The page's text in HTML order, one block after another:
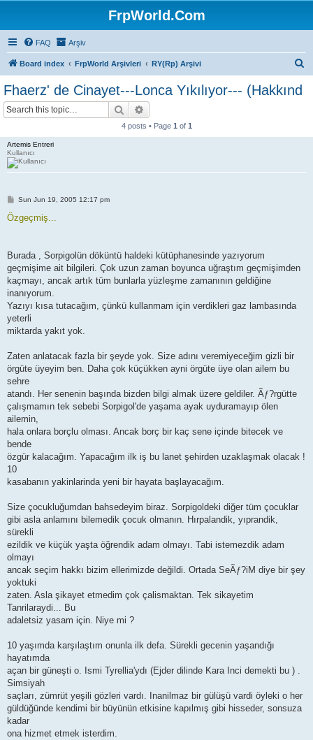
FrpWorld.Com
FAQ Arşiv
Board index FrpWorld Arşivleri RY(Rp) Arşivi
Fhaerz' de Cinayet---Lonca Yıkılıyor--- (Hakkınd
Search
4 posts • Page 1 of 1
Artemis Entreri
Kullanıcı
P
s
Sun Jun 19, 2005 12:17 pm
Özgeçmiş...
Burada , Sorpigolün döküntü haldeki kütüphanesinde yazıyorum
geçmişime ait bilgileri. Çok uzun zaman boyunca uğraştım geçmişimden
kaçmayı, ancak artık tüm bunlarla yüzleşme zamanının geldiğine
inanıyorum.
Yazıyı kısa tutacağım, çünkü kullanmam için verdikleri gaz lambasında
yeterli
miktarda yakıt yok.
Zaten anlatacak fazla bir şeyde yok. Size adını veremiyeceğim gizli bir
örgüte üyeyim ben. Daha çok küçükken ayni örgüte üye olan ailem bu
sehre
atandı. Her senenin başında bizden bilgi almak üzere geldiler. Ãƒ?rgütte
çalışmamın tek sebebi Sorpigol'de yaşama ayak uyduramayıp ölen
ailemin,
hala onlara borçlu olması. Ancak borç bir kaç sene içinde bitecek ve
bende
özgür kalacağım. Yapacağım ilk iş bu lanet şehirden uzaklaşmak olacak !
10
kasabanın yakinlarinda yeni bir hayata başlayacağım.
Size çocukluğumdan bahsedeyim biraz. Sorpigoldeki diğer tüm çocuklar
gibi asla anlamını bilemedik çocuk olmanın. Hırpalandik, yıprandik,
sürekli
ezildik ve küçük yaşta öğrendik adam olmayı. Tabi istemezdik adam
olmayı
ancak seçim hakkı bizim ellerimizde değildi. Ortada SeÃƒ?iM diye bir şey
yoktuki
zaten. Asla şikayet etmedim çok çalismaktan. Tek sikayetim
Tanrilaraydi... Bu
adaletsiz yasam için. Niye mi ?
10 yaşımda karşılaştım onunla ilk defa. Sürekli gecenin yaşandığı
hayatımda
açan bir güneşti o. Ismi Tyrellia'ydı (Ejder dilinde Kara Inci demekti bu ) .
Simsiyah
saçları, zümrüt yeşili gözleri vardı. Inanilmaz bir gülüşü vardi öyleki o her
güldüğünde kendimi bir büyünün etkisine kapılmış gibi hisseder, sonsuza
kadar
ona hizmet etmek isterdim.